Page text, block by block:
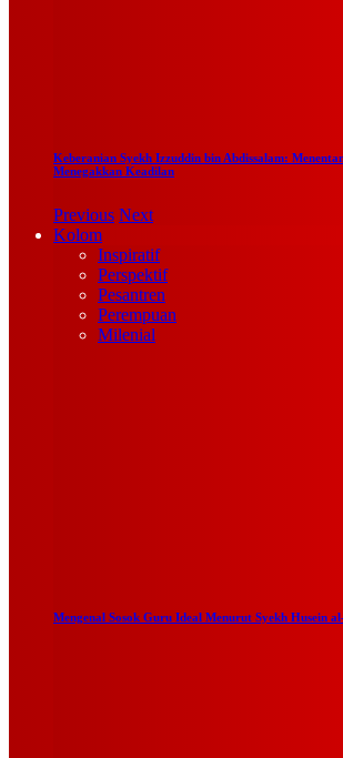
Keberanian Syekh Izzuddin bin Abdissalam:
Menegakkan Keadilan
Previous Next
Kolom
Inspiratif
Perspektif
Pesantren
Perempuan
Milenial
Mengenal Sosok Guru Ideal Menurut Syekh Husein